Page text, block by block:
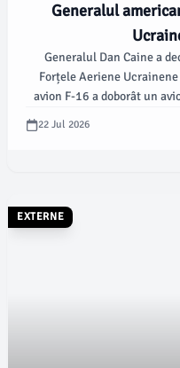
Generalul
Generalul Dan Caine a
Forțele Aeriene
avion F-16 a doborât un
prima victorie aeriană a
progresele Ucrainei în
22 Jul 2026
EXTERNE